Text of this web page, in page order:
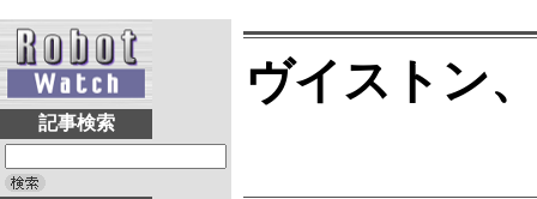
記事検索
ヴイストン